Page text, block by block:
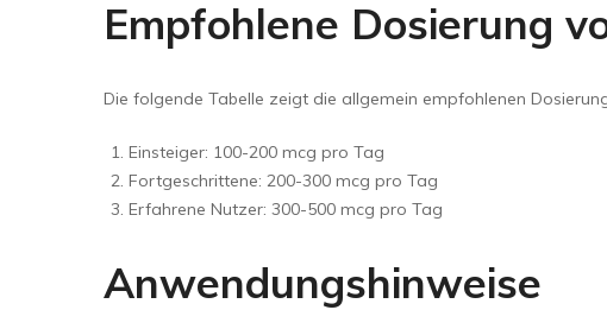
Empfohlene Dosierung
Die folgende Tabelle zeigt die allgemein empfohlenen
Einsteiger: 100-200 mcg pro Tag
Fortgeschrittene: 200-300 mcg pro Tag
Erfahrene Nutzer: 300-500 mcg pro Tag
Anwendungshinweise